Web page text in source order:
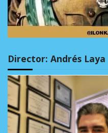
Director: Andrés Laya